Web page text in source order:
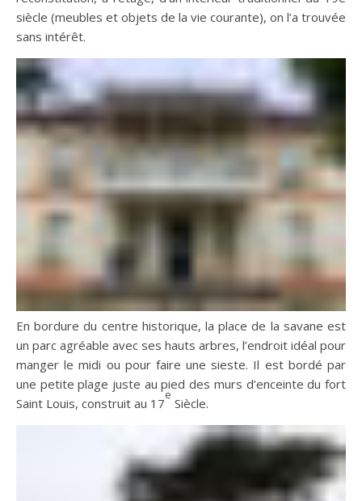
siècle (meubles et objets de la vie courante), on l’a trouvée
sans intérêt.
En bordure du centre historique, la place de la savane est
un parc agréable avec ses hauts arbres, l’endroit idéal pour
manger le midi ou pour faire une sieste. Il est bordé par
une petite plage juste au pied des murs d’enceinte du fort
Saint Louis, construit au 17
e
Siècle.